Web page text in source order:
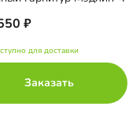
для доставки
Заказать